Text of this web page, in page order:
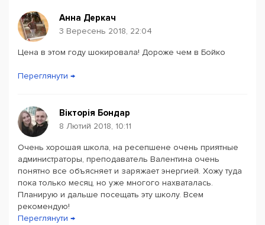
Анна Деркач
3 Вересень 2018, 22:04
Цена в этом году шокировала! Дороже чем в Бойко
Переглянути →
Вікторія Бондар
8 Лютий 2018, 10:11
Очень хорошая школа, на ресепшене очень приятные
администраторы, преподаватель Валентина очень
понятно все объясняет и заряжает энергией. Хожу туда
пока только месяц, но уже многого нахваталась.
Планирую и дальше посещать эту школу. Всем
рекомендую!
Переглянути →